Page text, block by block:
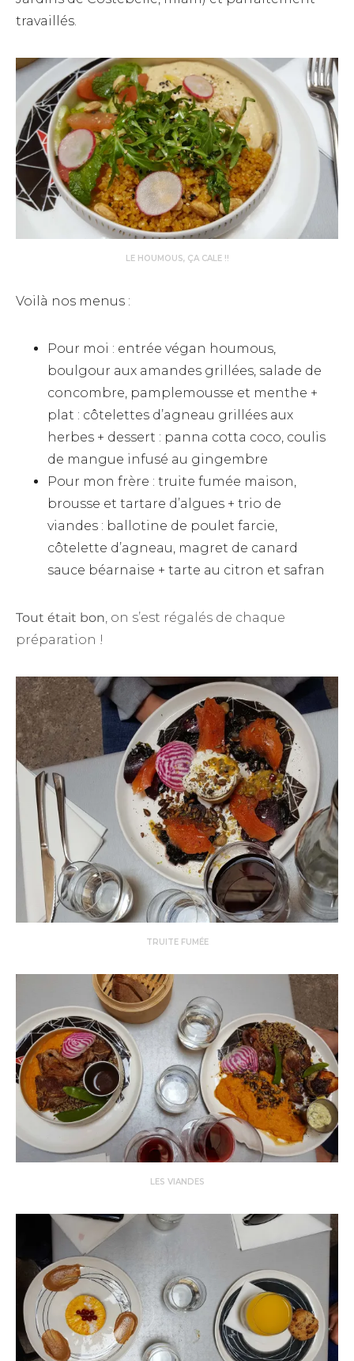
travaillés.
LE HOUMOUS, ÇA CALE !!
Voilà nos menus :
Pour moi : entrée végan houmous,
boulgour aux amandes grillées, salade de
concombre, pamplemousse et menthe +
plat : côtelettes d’agneau grillées aux
herbes + dessert : panna cotta coco, coulis
de mangue infusé au gingembre
Pour mon frère : truite fumée maison,
brousse et tartare d’algues + trio de
viandes : ballotine de poulet farcie,
côtelette d’agneau, magret de canard
sauce béarnaise + tarte au citron et safran
Tout était bon, on s’est régalés de chaque
préparation !
TRUITE FUMÉE
LES VIANDES